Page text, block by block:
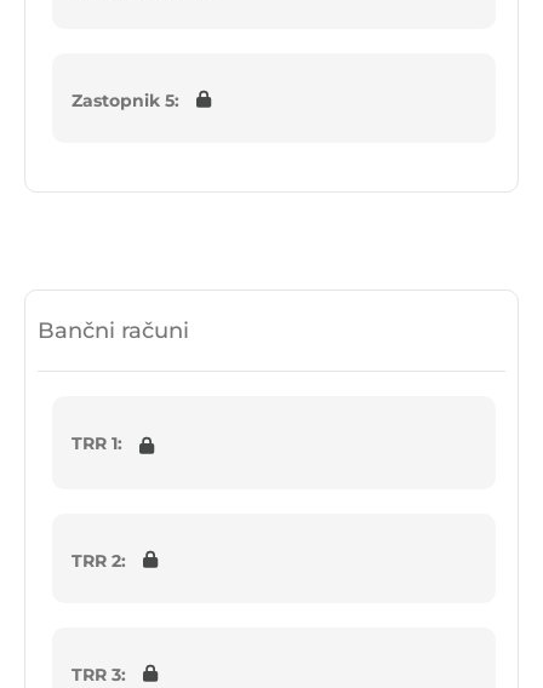
Zastopnik 5:
Bančni računi
TRR 1:
TRR 2:
TRR 3: